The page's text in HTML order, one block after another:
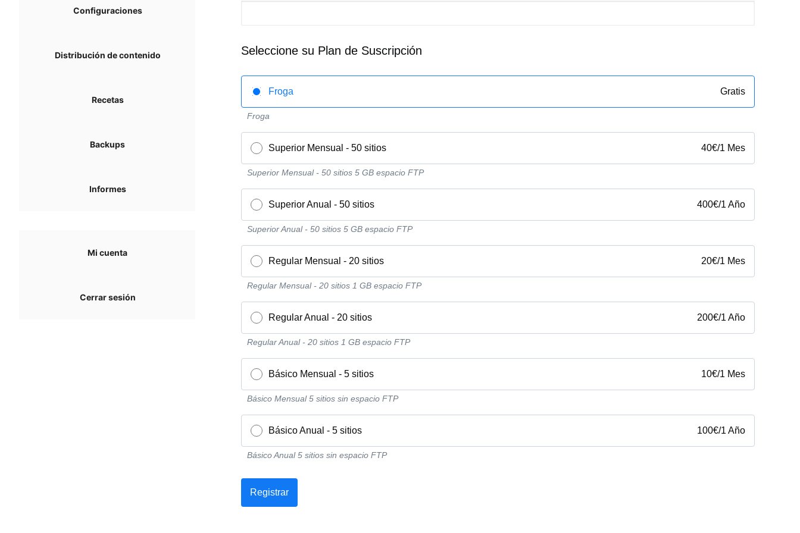
Seleccione su Plan de Suscripción
Froga Gratis
Froga
Superior Mensual - 50 sitios 40€/1 Mes
Superior Mensual - 50 sitios 5 GB espacio FTP
Superior Anual - 50 sitios 400€/1 Año
Superior Anual - 50 sitios 5 GB espacio FTP
Regular Mensual - 20 sitios 20€/1 Mes
Regular Mensual - 20 sitios 1 GB espacio FTP
Regular Anual - 20 sitios 200€/1 Año
Regular Anual - 20 sitios 1 GB espacio FTP
Básico Mensual - 5 sitios 10€/1 Mes
Básico Mensual 5 sitios sin espacio FTP
Básico Anual - 5 sitios 100€/1 Año
Básico Anual 5 sitios sin espacio FTP
Configuraciones
Distribución de contenido
Recetas
Backups
Informes
Mi cuenta
Cerrar sesión